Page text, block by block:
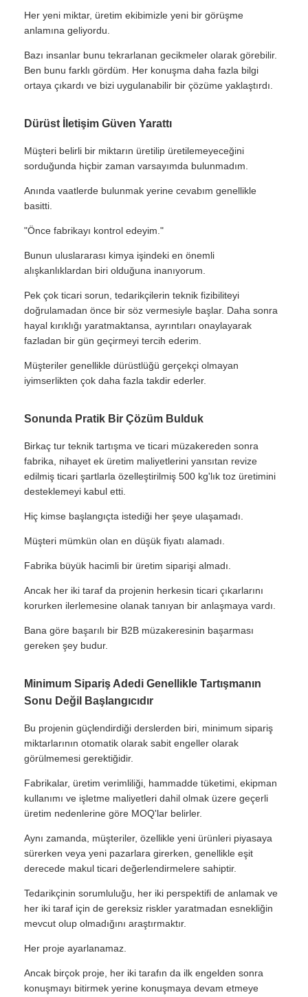
Her yeni miktar, üretim ekibimizle yeni bir görüşme
anlamına geliyordu.
Bazı insanlar bunu tekrarlanan gecikmeler olarak görebilir.
Ben bunu farklı gördüm. Her konuşma daha fazla bilgi
ortaya çıkardı ve bizi uygulanabilir bir çözüme yaklaştırdı.
Dürüst İletişim Güven Yarattı
Müşteri belirli bir miktarın üretilip üretilemeyeceğini
sorduğunda hiçbir zaman varsayımda bulunmadım.
Anında vaatlerde bulunmak yerine cevabım genellikle
basitti.
"Önce fabrikayı kontrol edeyim."
Bunun uluslararası kimya işindeki en önemli
alışkanlıklardan biri olduğuna inanıyorum.
Pek çok ticari sorun, tedarikçilerin teknik fizibiliteyi
doğrulamadan önce bir söz vermesiyle başlar. Daha sonra
hayal kırıklığı yaratmaktansa, ayrıntıları onaylayarak
fazladan bir gün geçirmeyi tercih ederim.
Müşteriler genellikle dürüstlüğü gerçekçi olmayan
iyimserlikten çok daha fazla takdir ederler.
Sonunda Pratik Bir Çözüm Bulduk
Birkaç tur teknik tartışma ve ticari müzakereden sonra
fabrika, nihayet ek üretim maliyetlerini yansıtan revize
edilmiş ticari şartlarla özelleştirilmiş 500 kg'lık toz üretimini
desteklemeyi kabul etti.
Hiç kimse başlangıçta istediği her şeye ulaşamadı.
Müşteri mümkün olan en düşük fiyatı alamadı.
Fabrika büyük hacimli bir üretim siparişi almadı.
Ancak her iki taraf da projenin herkesin ticari çıkarlarını
korurken ilerlemesine olanak tanıyan bir anlaşmaya vardı.
Bana göre başarılı bir B2B müzakeresinin başarması
gereken şey budur.
Minimum Sipariş Adedi Genellikle Tartışmanın
Sonu Değil Başlangıcıdır
Bu projenin güçlendirdiği derslerden biri, minimum sipariş
miktarlarının otomatik olarak sabit engeller olarak
görülmemesi gerektiğidir.
Fabrikalar, üretim verimliliği, hammadde tüketimi, ekipman
kullanımı ve işletme maliyetleri dahil olmak üzere geçerli
üretim nedenlerine göre MOQ'lar belirler.
Aynı zamanda, müşteriler, özellikle yeni ürünleri piyasaya
sürerken veya yeni pazarlara girerken, genellikle eşit
derecede makul ticari değerlendirmelere sahiptir.
Tedarikçinin sorumluluğu, her iki perspektifi de anlamak ve
her iki taraf için de gereksiz riskler yaratmadan esnekliğin
mevcut olup olmadığını araştırmaktır.
Her proje ayarlanamaz.
Ancak birçok proje, her iki tarafın da ilk engelden sonra
konuşmayı bitirmek yerine konuşmaya devam etmeye